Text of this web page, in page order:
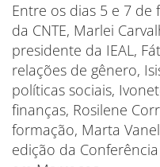
Entre os dias 5 e 7 de
da CNTE, Marlei
presidente da IEAL,
relações de gênero,
políticas sociais,
finanças, Rosilene
formação, Marta
edição da